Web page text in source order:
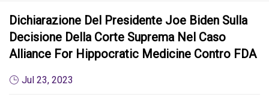
Dichiarazione Del Presidente Joe Biden Sulla
Decisione Della Corte Suprema Nel Caso
Alliance For Hippocratic Medicine Contro FDA
Jul 23, 2023